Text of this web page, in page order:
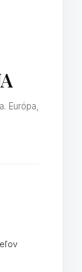
Európa,